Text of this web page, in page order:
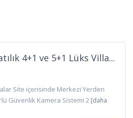
4+1 ve 5+1 Lüks Villa...
Site içerisinde Merkezi Yerden
Güvenlik Kamera Sistemi 2 [daha